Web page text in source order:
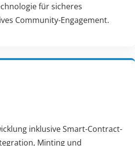
für sicheres
Community-Engagement.
inklusive Smart-Contract-
Minting und